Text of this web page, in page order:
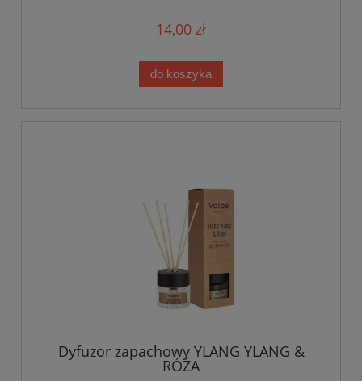
14,00 zł
do koszyka
Dyfuzor zapachowy YLANG YLANG &
RÓŻA